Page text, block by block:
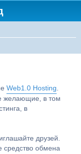
Web1.0 Hosting.
желающие, в том
в
друзей.
средство обмена